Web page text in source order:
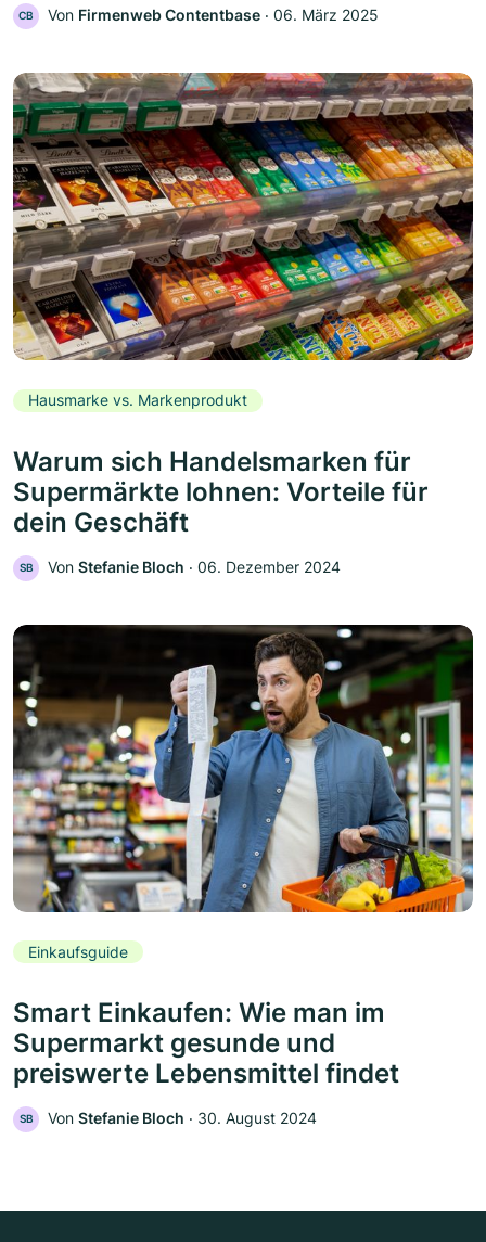
CB Von Firmenweb Contentbase ‧ 06. März 2025
Hausmarke vs. Markenprodukt
Warum sich Handelsmarken für
Supermärkte lohnen: Vorteile für
dein Geschäft
SB Von Stefanie Bloch ‧ 06. Dezember 2024
Einkaufsguide
Smart Einkaufen: Wie man im
Supermarkt gesunde und
preiswerte Lebensmittel findet
SB Von Stefanie Bloch ‧ 30. August 2024